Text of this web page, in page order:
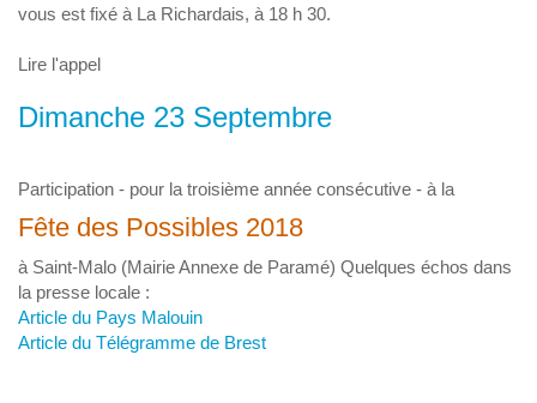
vous est fixé à La Richardais, à 18 h 30.
Lire l'appel
Dimanche 23 Septembre
Participation - pour la troisième année consécutive - à la
Fête des Possibles 2018
à Saint-Malo (Mairie Annexe de Paramé) Quelques échos dans
la presse locale :
Article du Pays Malouin
Article du Télégramme de Brest